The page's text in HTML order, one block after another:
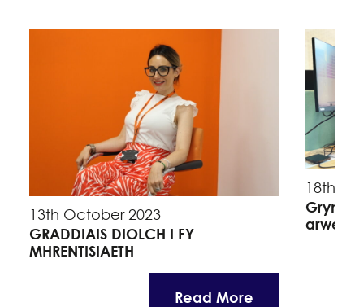
13th October 2023
GRADDIAIS DIOLCH I FY
MHRENTISIAETH
Read More
18th